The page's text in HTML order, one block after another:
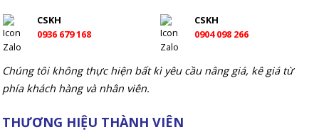
CSKH
0936 679 168
CSKH
0904 098 266
Chúng tôi không thực hiện bất kì yêu cầu nâng giá, kê giá từ
phía khách hàng và nhân viên.
THƯƠNG HIỆU THÀNH VIÊN